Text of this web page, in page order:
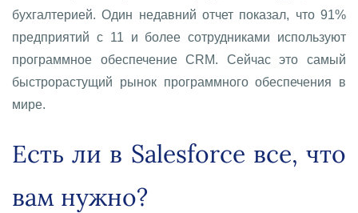
бухгалтерией. Один недавний отчет показал, что 91%
предприятий с 11 и более сотрудниками используют
программное обеспечение CRM. Сейчас это самый
быстрорастущий рынок программного обеспечения в
мире.
Есть ли в Salesforce все, что
вам нужно?